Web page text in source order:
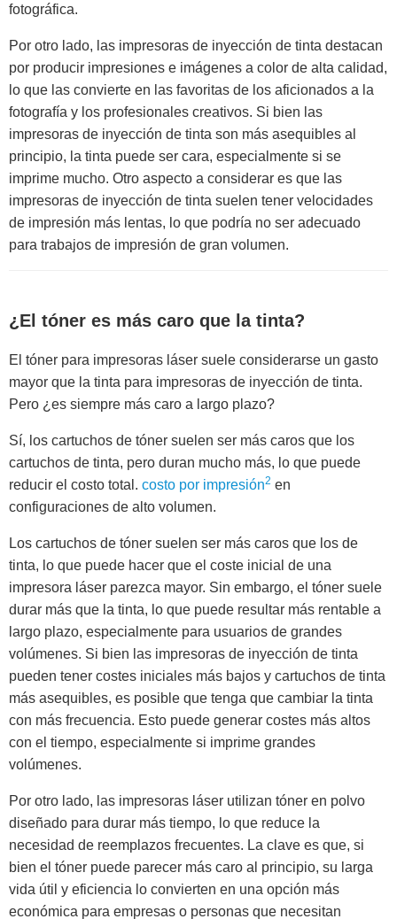
fotográfica.
Por otro lado, las impresoras de inyección de tinta destacan
por producir impresiones e imágenes a color de alta calidad,
lo que las convierte en las favoritas de los aficionados a la
fotografía y los profesionales creativos. Si bien las
impresoras de inyección de tinta son más asequibles al
principio, la tinta puede ser cara, especialmente si se
imprime mucho. Otro aspecto a considerar es que las
impresoras de inyección de tinta suelen tener velocidades
de impresión más lentas, lo que podría no ser adecuado
para trabajos de impresión de gran volumen.
¿El tóner es más caro que la tinta?
El tóner para impresoras láser suele considerarse un gasto
mayor que la tinta para impresoras de inyección de tinta.
Pero ¿es siempre más caro a largo plazo?
Sí, los cartuchos de tóner suelen ser más caros que los
cartuchos de tinta, pero duran mucho más, lo que puede
reducir el costo total. costo por impresión2 en
configuraciones de alto volumen.
Los cartuchos de tóner suelen ser más caros que los de
tinta, lo que puede hacer que el coste inicial de una
impresora láser parezca mayor. Sin embargo, el tóner suele
durar más que la tinta, lo que puede resultar más rentable a
largo plazo, especialmente para usuarios de grandes
volúmenes. Si bien las impresoras de inyección de tinta
pueden tener costes iniciales más bajos y cartuchos de tinta
más asequibles, es posible que tenga que cambiar la tinta
con más frecuencia. Esto puede generar costes más altos
con el tiempo, especialmente si imprime grandes
volúmenes.
Por otro lado, las impresoras láser utilizan tóner en polvo
diseñado para durar más tiempo, lo que reduce la
necesidad de reemplazos frecuentes. La clave es que, si
bien el tóner puede parecer más caro al principio, su larga
vida útil y eficiencia lo convierten en una opción más
económica para empresas o personas que necesitan